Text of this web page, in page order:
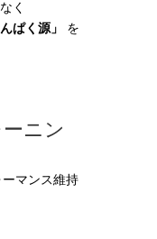
く
ぱく源」
を
ニン
マンス維持